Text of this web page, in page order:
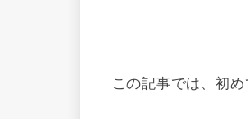
この記事では、初